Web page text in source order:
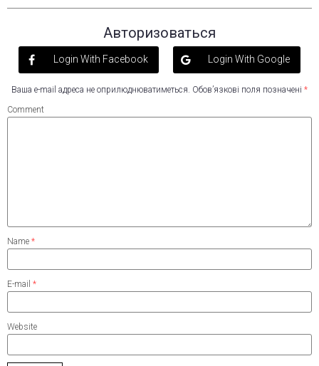
Авторизоваться
Login With Facebook Login With Google
Ваша e-mail адреса не оприлюднюватиметься. Обов’язкові поля позначені *
Comment
Name *
E-mail *
Website